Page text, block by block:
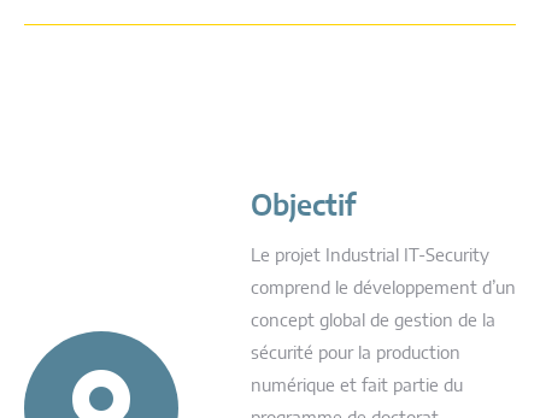
Objectif
Le projet Industrial IT-Security
comprend le développement d’un
concept global de gestion de la
sécurité pour la production
numérique et fait partie du